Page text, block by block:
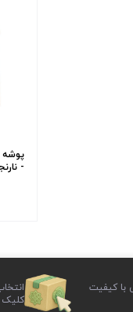
پوشه
-
با کیفیت
کلیک